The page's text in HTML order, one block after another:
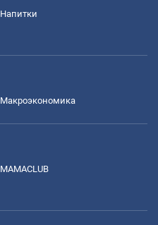
Напитки
Mакроэкономика
MAMACLUB